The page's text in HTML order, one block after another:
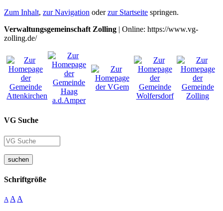
Zum Inhalt, zur Navigation oderzur Startseite springen.
Verwaltungsgemeinschaft Zolling | Online: https://www.vg-
zolling.de/
VG Suche
suchen
Schriftgröße
A A A